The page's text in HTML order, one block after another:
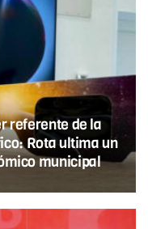
referente de la
Rota ultima un
municipal